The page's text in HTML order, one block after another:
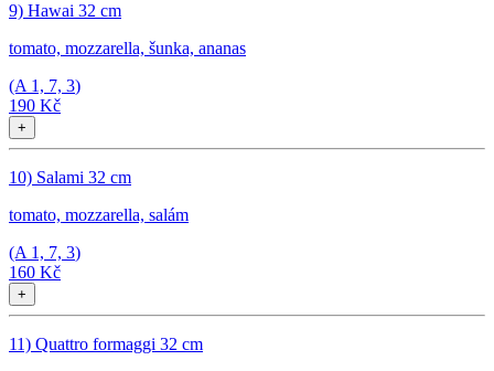
9) Hawai 32 cm
tomato, mozzarella, šunka, ananas
(A 1, 7, 3)
190 Kč
+
10) Salami 32 cm
tomato, mozzarella, salám
(A 1, 7, 3)
160 Kč
+
11) Quattro formaggi 32 cm